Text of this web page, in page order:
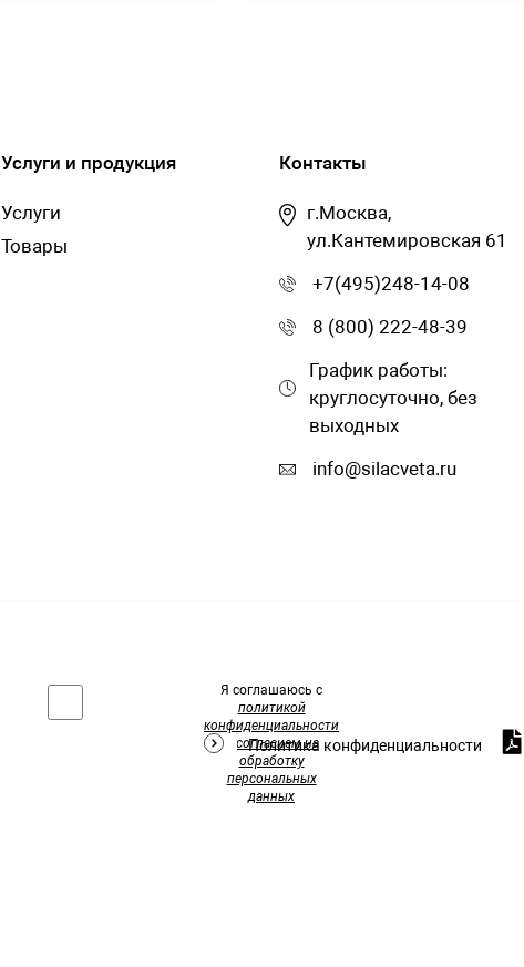
Услуги и продукция
Услуги
Товары
Контакты
г.Москва,
ул.Кантемировская 61
+7(495)248-14-08
8 (800) 222-48-39
График работы:
круглосуточно, без
выходных
info@silacveta.ru
Я соглашаюсь с
политикой
конфиденциальности
согласием на
обработку
персональных
данных
Политика конфиденциальности